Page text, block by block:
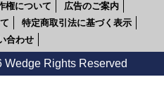
権について
広告のご案内
特定商取引法に基づく表示
合わせ
Rights Reserved